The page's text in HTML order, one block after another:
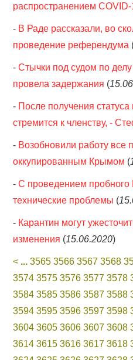
распространением COVID-
- В Раде рассказали, во
проведение референдума
-Стычки под судом по
провела задержания (
- После получения
стремится к членству, -
- Возобновили работу все
оккупированным Крымом (
-С проведением
технические проблемы (
- Карантин могут
изменения (15.06.2020)
< ... 3565 3566 3567 3568
3574 3575 3576 3577 3578
3584 3585 3586 3587 3588
3594 3595 3596 3597 3598
3604 3605 3606 3607 3608
3614 3615 3616 3617 3618